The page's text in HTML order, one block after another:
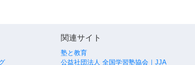
関連サイト
塾と教育
公益社団法人 全国学習塾協会｜JJA